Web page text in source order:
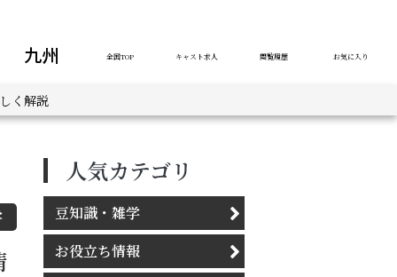
九州 全国TOP キャスト求人 閲覧履歴 お気に入り
く解説
人気カテゴリ
豆知識・雑学
お役立ち情報